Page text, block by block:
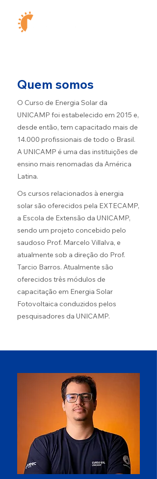
Quem somos
O Curso de Energia Solar da
UNICAMP foi estabelecido em 2015 e,
desde então, tem capacitado mais de
14.000 profissionais de todo o Brasil.
A UNICAMP é uma das instituições de
ensino mais renomadas da América
Latina.
Os cursos relacionados à energia
solar são oferecidos pela EXTECAMP,
a Escola de Extensão da UNICAMP,
sendo um projeto concebido pelo
saudoso Prof. Marcelo Villalva, e
atualmente sob a direção do Prof.
Tarcio Barros. Atualmente são
oferecidos três módulos de
capacitação em Energia Solar
Fotovoltaica conduzidos pelos
pesquisadores da UNICAMP.